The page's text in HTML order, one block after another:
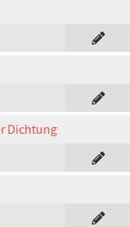
Dichtung